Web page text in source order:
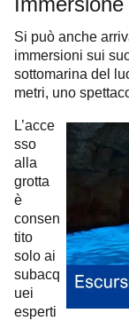
Si può anche
immersioni sui
sottomarina del
metri, uno
L’acce
sso
alla
grotta
è
consen
tito
solo ai
subacq
uei
esperti